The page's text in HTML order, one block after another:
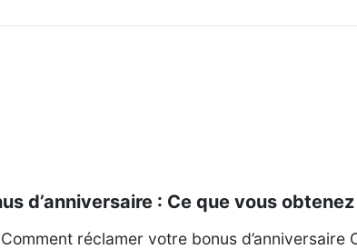
d’anniversaire : Ce que vous
réclamer votre bonus